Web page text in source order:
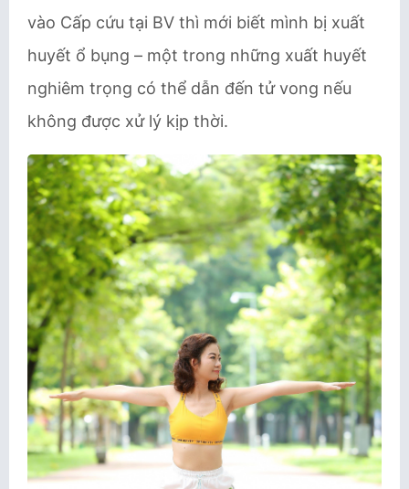
vào Cấp cứu tại BV thì mới biết mình bị xuất
huyết ổ bụng – một trong những xuất huyết
nghiêm trọng có thể dẫn đến tử vong nếu
không được xử lý kịp thời.